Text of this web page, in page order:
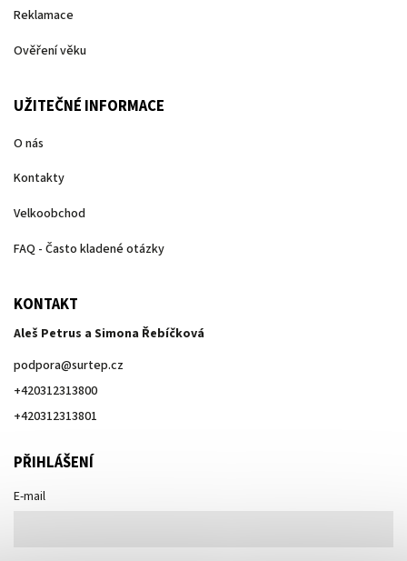
Reklamace
Ověření věku
UŽITEČNÉ INFORMACE
O nás
Kontakty
Velkoobchod
FAQ - Často kladené otázky
KONTAKT
Aleš Petrus a Simona Řebíčková
podpora@surtep.cz
+420312313800
+420312313801
PŘIHLÁŠENÍ
E-mail